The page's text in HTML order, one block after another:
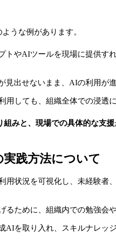
うな例があります。
やAIツールを現場に提供す
出せないまま、AIの利用が
しても、組織全体での浸透
組みと、現場での具体的な支援
践方法について
状況を可視化し、未経験者
ために、組織内での勉強会
を取り入れ、スキルナレッ